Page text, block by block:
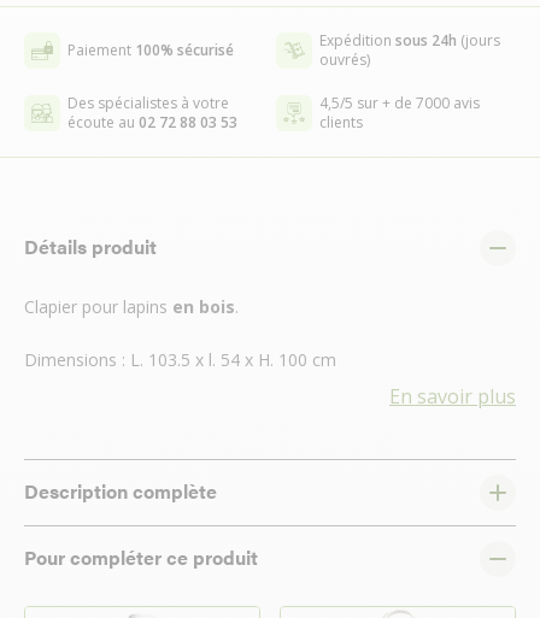
Paiement 100% sécurisé Expédition sous 24h (jours
ouvrés)
Des spécialistes à votre
écoute au 02 72 88 03 53
4,5/5 sur + de 7000 avis
clients
Détails produit
Clapier pour lapins en bois.
Dimensions : L. 103.5 x l. 54 x H. 100 cm
En savoir plus
Description complète
Pour compléter ce produit